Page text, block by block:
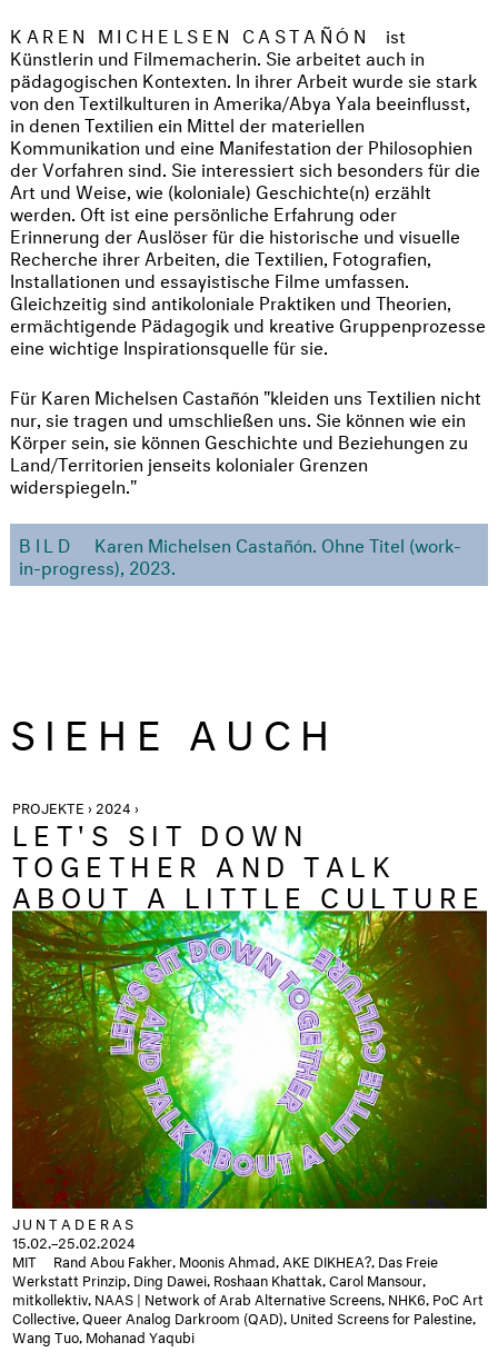
KAREN MICHELSEN CASTAÑÓN
ist
Künstlerin und Filmemacherin. Sie arbeitet auch in
pädagogischen Kontexten. In ihrer Arbeit wurde sie stark
von den Textilkulturen in Amerika/Abya Yala beeinflusst,
in denen Textilien ein Mittel der materiellen
Kommunikation und eine Manifestation der Philosophien
der Vorfahren sind. Sie interessiert sich besonders für die
Art und Weise, wie (koloniale) Geschichte(n) erzählt
werden. Oft ist eine persönliche Erfahrung oder
Erinnerung der Auslöser für die historische und visuelle
Recherche ihrer Arbeiten, die Textilien, Fotografien,
Installationen und essayistische Filme umfassen.
Gleichzeitig sind antikoloniale Praktiken und Theorien,
ermächtigende Pädagogik und kreative Gruppenprozesse
eine wichtige Inspirationsquelle für sie.
Für Karen Michelsen Castañón "kleiden uns Textilien nicht
nur, sie tragen und umschließen uns. Sie können wie ein
Körper sein, sie können Geschichte und Beziehungen zu
Land/Territorien jenseits kolonialer Grenzen
widerspiegeln."
BILD
Karen Michelsen Castañón. Ohne Titel (work-
in-progress), 2023.
SIEHE AUCH
PROJEKTE › 2024 ›
LET'S SIT DOWN
TOGETHER AND TALK
ABOUT A LITTLE CULTURE
JUNTADERAS
15.02.–25.02.2024
MIT Rand Abou Fakher, Moonis Ahmad, AKE DIKHEA?, Das Freie
Werkstatt Prinzip, Ding Dawei, Roshaan Khattak, Carol Mansour,
mitkollektiv, NAAS | Network of Arab Alternative Screens, NHK6, PoC Art
Collective, Queer Analog Darkroom (QAD), United Screens for Palestine,
Wang Tuo, Mohanad Yaqubi